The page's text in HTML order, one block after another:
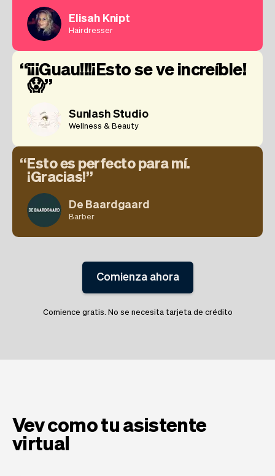
Elisah Knipt
Hairdresser
¡¡¡Guau!!!¡Esto se ve increíble!
😱
Sunlash Studio
Wellness & Beauty
Esto es perfecto para mí.
¡Gracias!
De Baardgaard
Barber
Comienza ahora
Comience gratis. No se necesita tarjeta de crédito
Vev como tu asistente
virtual